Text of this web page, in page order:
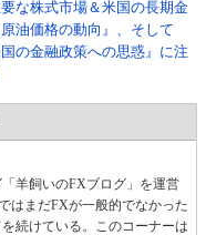
要な株式市場＆米国の長期金
油価格の動向』、そして
国の金融政策への思惑』に注
羊飼いのFXブログ」を運営
はまだFXが一般的でなかった
続けている。このコーナーは